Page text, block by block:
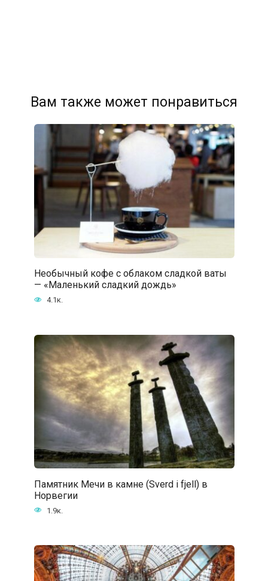
Вам также может понравиться
Необычный кофе с облаком сладкой ваты
— «Маленький сладкий дождь»
4.1к.
Памятник Мечи в камне (Sverd i fjell) в
Норвегии
1.9к.